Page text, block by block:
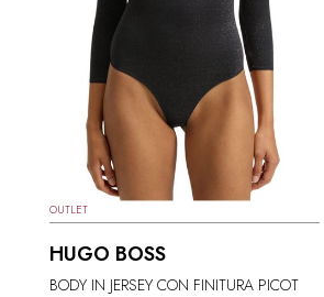
OUTLET
HUGO BOSS
BODY IN JERSEY CON FINITURA PICOT